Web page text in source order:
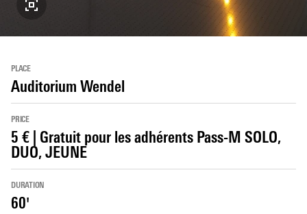
PLACE
Auditorium Wendel
PRICE
5 € | Gratuit pour les adhérents Pass-M SOLO,
DUO, JEUNE
DURATION
60'